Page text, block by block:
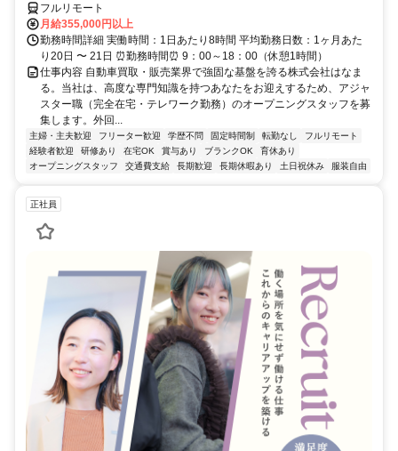
フルリモート
月給355,000円以上
勤務時間詳細 実働時間：1日あたり8時間 平均勤務日数：1ヶ月あた
り20日 〜 21日 ⏰勤務時間⏰ 9：00～18：00（休憩1時間）
仕事内容 自動車買取・販売業界で強固な基盤を誇る株式会社はなま
る。当社は、高度な専門知識を持つあなたをお迎えするため、アジャ
スター職（完全在宅・テレワーク勤務）のオープニングスタッフを募
集します。外回...
主婦・主夫歓迎 フリーター歓迎 学歴不問 固定時間制 転勤なし
フルリモート
経験者歓迎
研修あり 在宅OK 賞与あり ブランクOK
育休あり
オープニングスタッフ
交通費支給 長期歓迎 長期休暇あり 土日祝休み 服装自由
正社員